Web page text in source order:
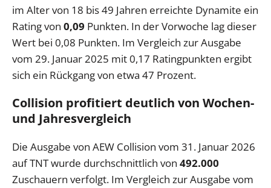
im Alter von 18 bis 49 Jahren erreichte Dynamite ein
Rating von 0,09 Punkten. In der Vorwoche lag dieser
Wert bei 0,08 Punkten. Im Vergleich zur Ausgabe
vom 29. Januar 2025 mit 0,17 Ratingpunkten ergibt
sich ein Rückgang von etwa 47 Prozent.
Collision profitiert deutlich von Wochen-
und Jahresvergleich
Die Ausgabe von AEW Collision vom 31. Januar 2026
auf TNT wurde durchschnittlich von 492.000
Zuschauern verfolgt. Im Vergleich zur Ausgabe vom